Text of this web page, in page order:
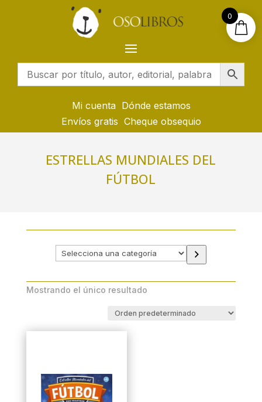
Mi cuenta Dónde estamos
Envíos gratis Cheque obsequio
ESTRELLAS MUNDIALES DEL
FÚTBOL
Mostrando el único resultado
0